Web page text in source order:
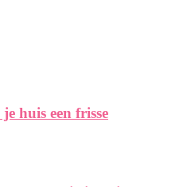
huis een frisse